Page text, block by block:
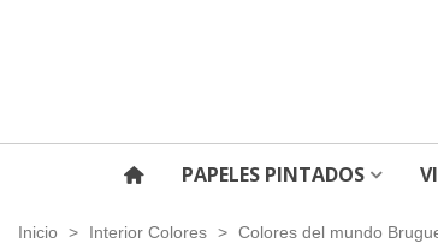
PAPELES PINTADOS
Inicio > Interior Colores > Colores del mundo